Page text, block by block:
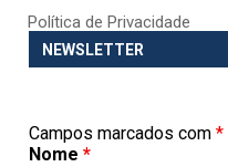
Política de Privacidade
NEWSLETTER
Campos marcados com *
Nome *